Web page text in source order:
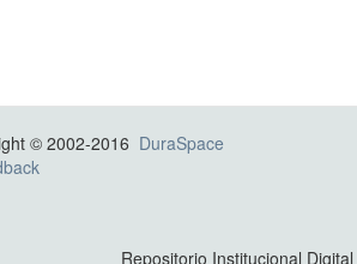
© 2002-2016 DuraSpace
Repositorio Institucional